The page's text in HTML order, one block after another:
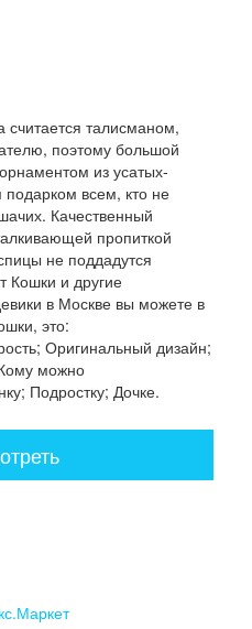
считается талисманом,
поэтому большой
из усатых-
подарком всем, кто не
Качественный
пропиткой
не поддадутся
Кошки и другие
в Москве вы можете в
это:
Оригинальный дизайн;
можно
Подростку; Дочке.